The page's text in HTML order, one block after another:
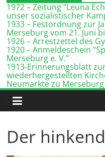
1972 – Zeitung “Leuna
unser sozialistischer
1933 – Festordnung zur
Merseburg vom 21. Juni
1926 – Arrestzettel des
1920 – Anmeldeschein
Merseburg e. V.”
1913-Erinnerungsblatt
wiederhergestellten
Neumarkte zu Merseburg
Der